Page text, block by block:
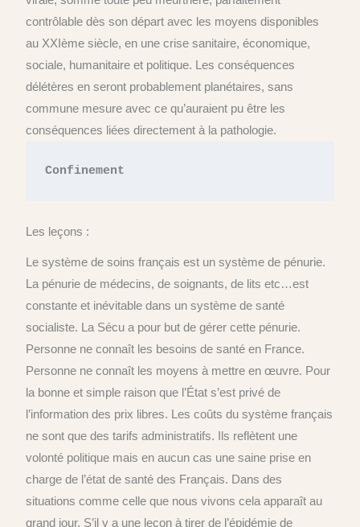
contrôlable dès son départ avec les moyens disponibles
au XXIème siècle, en une crise sanitaire, économique,
sociale, humanitaire et politique. Les conséquences
délétères en seront probablement planétaires, sans
commune mesure avec ce qu’auraient pu être les
conséquences liées directement à la pathologie.
Confinement
Les leçons :
Le système de soins français est un système de pénurie.
La pénurie de médecins, de soignants, de lits etc…est
constante et inévitable dans un système de santé
socialiste. La Sécu a pour but de gérer cette pénurie.
Personne ne connaît les besoins de santé en France.
Personne ne connaît les moyens à mettre en œuvre. Pour
la bonne et simple raison que l’État s’est privé de
l’information des prix libres. Les coûts du système français
ne sont que des tarifs administratifs. Ils reflètent une
volonté politique mais en aucun cas une saine prise en
charge de l’état de santé des Français. Dans des
situations comme celle que nous vivons cela apparaît au
grand jour. S’il y a une leçon à tirer de l’épidémie de